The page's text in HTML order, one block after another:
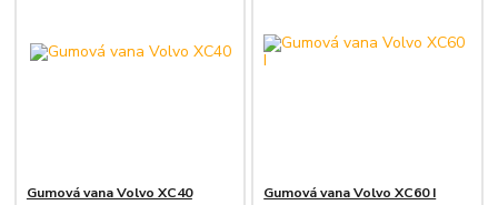
Gumová vana Volvo XC40 Gumová vana Volvo XC60 I